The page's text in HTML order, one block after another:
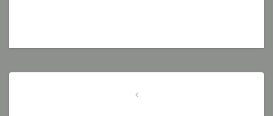
Navigacija
Previous